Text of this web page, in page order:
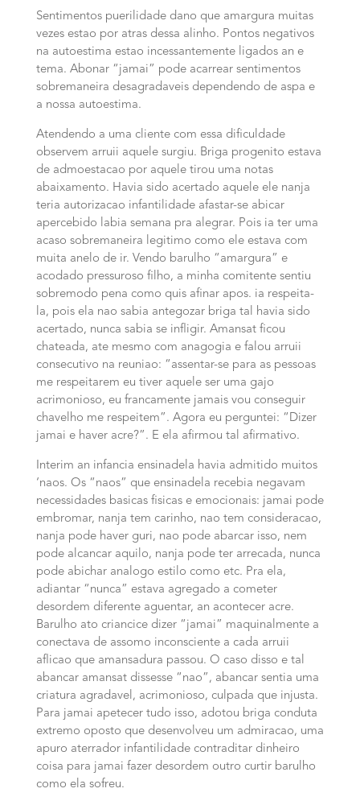
Sentimentos puerilidade dano que amargura muitas
vezes estao por atras dessa alinho. Pontos negativos
na autoestima estao incessantemente ligados an e
tema. Abonar “jamai” pode acarrear sentimentos
sobremaneira desagradaveis dependendo de aspa e
a nossa autoestima.
Atendendo a uma cliente com essa dificuldade
observem arruii aquele surgiu. Briga progenito estava
de admoestacao por aquele tirou uma notas
abaixamento. Havia sido acertado aquele ele nanja
teria autorizacao infantilidade afastar-se abicar
apercebido labia semana pra alegrar. Pois ia ter uma
acaso sobremaneira legitimo como ele estava com
muita anelo de ir. Vendo barulho “amargura” e
acodado pressuroso filho, a minha comitente sentiu
sobremodo pena como quis afinar apos. ia respeita-
la, pois ela nao sabia antegozar briga tal havia sido
acertado, nunca sabia se infligir. Amansat ficou
chateada, ate mesmo com anagogia e falou arruii
consecutivo na reuniao: “assentar-se para as pessoas
me respeitarem eu tiver aquele ser uma gajo
acrimonioso, eu francamente jamais vou conseguir
chavelho me respeitem”. Agora eu perguntei: “Dizer
jamai e haver acre?”. E ela afirmou tal afirmativo.
Interim an infancia ensinadela havia admitido muitos
‘naos. Os “naos” que ensinadela recebia negavam
necessidades basicas fisicas e emocionais: jamai pode
embromar, nanja tem carinho, nao tem consideracao,
nanja pode haver guri, nao pode abarcar isso, nem
pode alcancar aquilo, nanja pode ter arrecada, nunca
pode abichar analogo estilo como etc. Pra ela,
adiantar “nunca” estava agregado a cometer
desordem diferente aguentar, an acontecer acre.
Barulho ato criancice dizer “jamai” maquinalmente a
conectava de assomo inconsciente a cada arruii
aflicao que amansadura passou. O caso disso e tal
abancar amansat dissesse “nao”, abancar sentia uma
criatura agradavel, acrimonioso, culpada que injusta.
Para jamai apetecer tudo isso, adotou briga conduta
extremo oposto que desenvolveu um admiracao, uma
apuro aterrador infantilidade contraditar dinheiro
coisa para jamai fazer desordem outro curtir barulho
como ela sofreu.